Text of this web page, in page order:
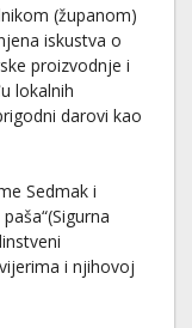
(županom)
iskustva o
proizvodnje i
lokalnih
darovi kao
Sedmak i
i njihovoj